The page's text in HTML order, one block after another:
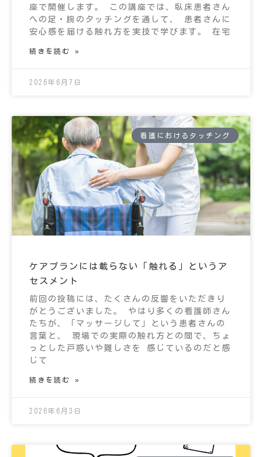
座で開催します。 この講座では、臥床患者さん
への足・腕のタッチングを通して、 患者さんに
安心感を届ける触れ方を実技で学びます。 在宅
続きを読む »
2026年6月7日
看護におけるタッチング
ケアプランには載らない「触れる」というア
セスメント
前回の投稿には、たくさんの反響をいただきり
がとうございました。 やはり多くの看護師さん
たちが、「マッサージして」という患者さんの
言葉と、 現場での実際の触れ方との間で、ちょ
っとした戸惑いや難しさを 感じているのだと感
じて
続きを読む »
2026年6月3日